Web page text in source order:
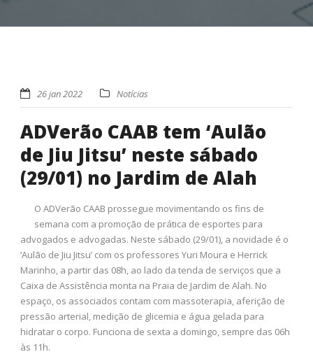
26 jan 2022 Notícias
ADVerão CAAB tem ‘Aulão
de Jiu Jitsu’ neste sábado
(29/01) no Jardim de Alah
O ADVerão CAAB prossegue movimentando os fins de
semana com a promoção de prática de esportes para
advogados e advogadas. Neste sábado (29/01), a novidade é o
‘Aulão de Jiu Jitsu’ com os professores Yuri Moura e Herrick
Marinho, a partir das 08h, ao lado da tenda de serviços que a
Caixa de Assistência monta na Praia de Jardim de Alah. No
espaço, os associados contam com massoterapia, aferição de
pressão arterial, medição de glicemia e água gelada para
hidratar o corpo. Funciona de sexta a domingo, sempre das 06h
às 11h.